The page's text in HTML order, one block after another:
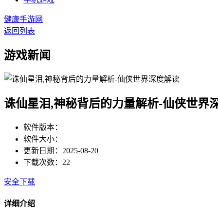
健康手游网
返回列表
游戏新闻
诛仙星泪,神秘背后的力量解析-仙侠世界
软件版本：
软件大小：
更新日期：2025-08-20
下载次数：22
安全下载
详细介绍